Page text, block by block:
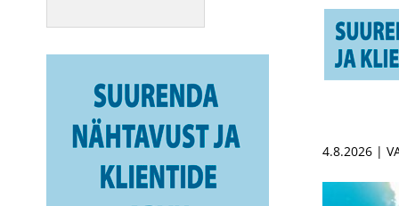
4.8.2026 |